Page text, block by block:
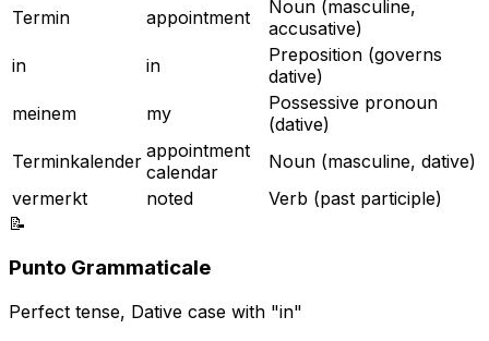
Termin
appointment
Noun (masculine,
accusative)
in
in
Preposition (governs
dative)
meinem
my
Possessive pronoun
(dative)
Terminkalender appointment
calendar
Noun (masculine, dative)
vermerkt
noted
Verb (past participle)
📝
Punto Grammaticale
Perfect tense, Dative case with "in"